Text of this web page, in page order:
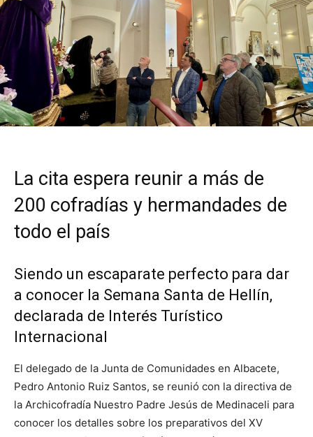
La cita espera reunir a más de
200 cofradías y hermandades de
todo el país
Siendo un escaparate perfecto para dar
a conocer la Semana Santa de Hellín,
declarada de Interés Turístico
Internacional
El delegado de la Junta de Comunidades en Albacete,
Pedro Antonio Ruiz Santos, se reunió con la directiva de
la Archicofradía Nuestro Padre Jesús de Medinaceli para
conocer los detalles sobre los preparativos del XV